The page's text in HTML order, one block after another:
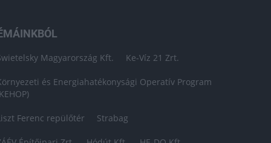
Magyarország Kft. Ke-Víz 21 Zrt.
és Energiahatékonysági Operatív Program
Ferenc repülőtér Strabag